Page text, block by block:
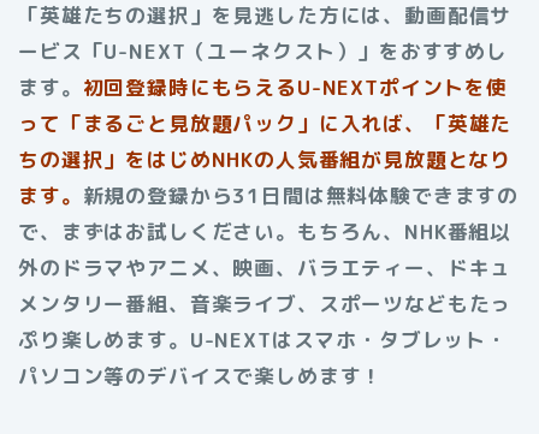
「英雄たちの選択」を見逃した方には、動画配信サ
ービス「U-NEXT（ユーネクスト）」をおすすめし
ます。 初回登録時にもらえるU-NEXTポイントを使
って「まるごと見放題パック」に入れば、「英雄た
ちの選択」をはじめNHKの人気番組が見放題となり
ます。 新規の登録から31日間は無料体験できますの
で、まずはお試しください。もちろん、NHK番組以
外のドラマやアニメ、映画、バラエティー、ドキュ
メンタリー番組、音楽ライブ、スポーツなどもたっ
ぷり楽しめます。U-NEXTはスマホ・タブレット・
パソコン等のデバイスで楽しめます ！